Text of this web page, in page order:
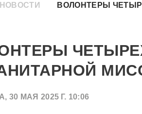
НОВОСТИ ВОЛОНТЕРЫ
30 МАЯ 2025 Г. 10:06